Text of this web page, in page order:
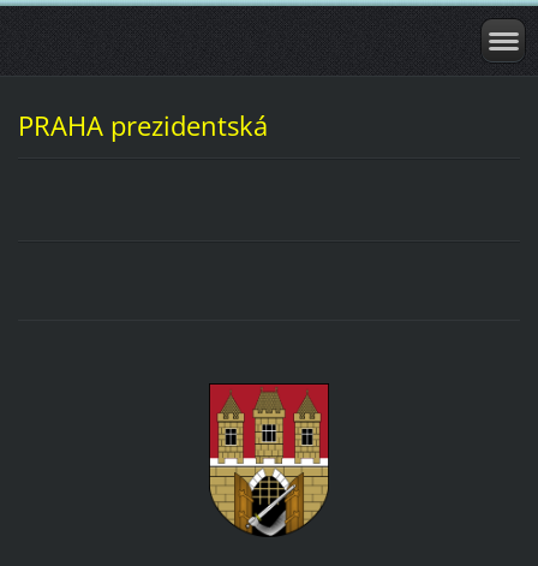
PRAHA prezidentská